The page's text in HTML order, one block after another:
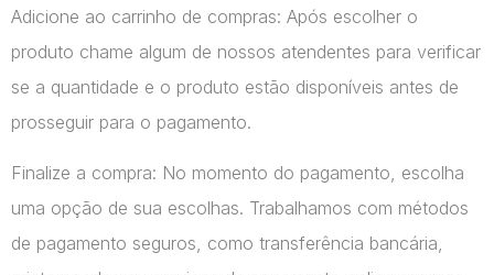
Adicione ao carrinho de compras: Após escolher o
produto chame algum de nossos atendentes para verificar
se a quantidade e o produto estão disponíveis antes de
prosseguir para o pagamento.
Finalize a compra: No momento do pagamento, escolha
uma opção de sua escolhas. Trabalhamos com métodos
de pagamento seguros, como transferência bancária,